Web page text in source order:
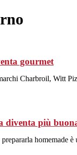
gourmet
Charbroil, Witt
diventa più
homemade